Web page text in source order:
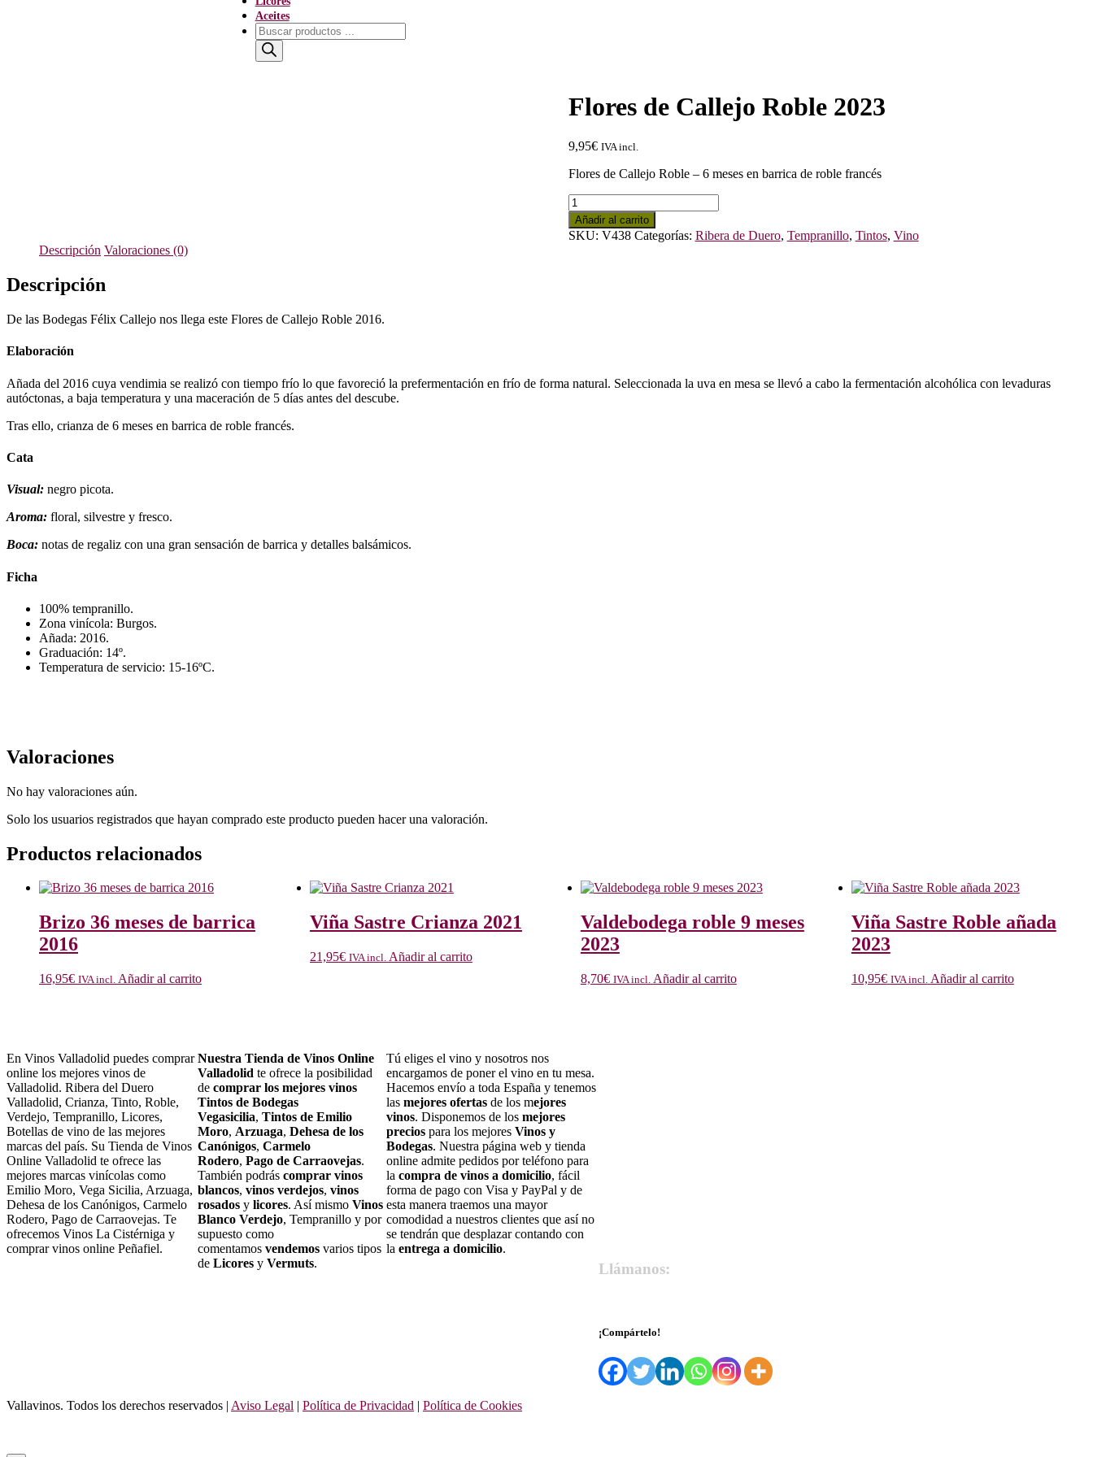
Aceites
Búsqueda
de
productos
Flores de Callejo Roble 2023
9,95€ IVA incl.
Flores de Callejo Roble – 6 meses en barrica de roble francés
Flores
de
Callejo
Roble
Añadir al carrito
SKU: V438 Categorías: Ribera de Duero, Tempranillo, Tintos, Vino
Descripción Valoraciones (0)
Descripción
De las Bodegas Félix Callejo nos llega este Flores de Callejo Roble 2016.
Elaboración
Añada del 2016 cuya vendimia se realizó con tiempo frío lo que favoreció la prefermentación en frío de forma natural. Seleccionada la uva en mesa se llevó a cabo la fermentación alcohólica con levaduras
autóctonas, a baja temperatura y una maceración de 5 días antes del descube.
Tras ello, crianza de 6 meses en barrica de roble francés.
Cata
Visual: negro picota.
Aroma: floral, silvestre y fresco.
Boca: notas de regaliz con una gran sensación de barrica y detalles balsámicos.
Ficha
100% tempranillo.
Zona vinícola: Burgos.
Añada: 2016.
Graduación: 14º.
Temperatura de servicio: 15-16ºC.
Valoraciones
No hay valoraciones aún.
Solo los usuarios registrados que hayan comprado este producto pueden hacer una valoración.
Productos relacionados
Brizo 36 meses de barrica
2016
16,95€ IVA incl. Añadir al carrito
Viña Sastre Crianza 2021
21,95€ IVA incl. Añadir al carrito
Valdebodega roble 9 meses
2023
8,70€ IVA incl. Añadir al carrito
Viña Sastre Roble añada
2023
10,95€ IVA incl. Añadir al carrito
En Vinos Valladolid puedes comprar
online los mejores vinos de
Valladolid. Ribera del Duero
Valladolid, Crianza, Tinto, Roble,
Verdejo, Tempranillo, Licores,
Botellas de vino de las mejores
marcas del país. Su Tienda de Vinos
Online Valladolid te ofrece las
mejores marcas vinícolas como
Emilio Moro, Vega Sicilia, Arzuaga,
Dehesa de los Canónigos, Carmelo
Rodero, Pago de Carraovejas. Te
ofrecemos Vinos La Cistérniga y
comprar vinos online Peñafiel.
Nuestra Tienda de Vinos Online
Valladolid te ofrece la posibilidad
de comprar los mejores vinos
Tintos de Bodegas
Vegasicilia, Tintos de Emilio
Moro, Arzuaga, Dehesa de los
Canónigos, Carmelo
Rodero, Pago de Carraovejas.
También podrás comprar vinos
blancos, vinos verdejos, vinos
rosadosy licores. Así mismo Vinos
Blanco Verdejo, Tempranillo y por
supuesto como
comentamos vendemosvarios tipos
de Licoresy Vermuts.
Tú eliges el vino y nosotros nos
encargamos de poner el vino en tu mesa.
Hacemos envío a toda España y tenemos
las mejores ofertasde los mejores
vinos. Disponemos de los mejores
preciospara los mejores Vinos y
Bodegas. Nuestra página web y tienda
online admite pedidos por teléfono para
la compra de vinos a domicilio, fácil
forma de pago con Visa y PayPal y de
esta manera traemos una mayor
comodidad a nuestros clientes que así no
se tendrán que desplazar contando con
la entrega a domicilio.
Llámanos:
¡Compártelo!
Vallavinos. Todos los derechos reservados | Aviso Legal | Política de Privacidad | Política de Cookies